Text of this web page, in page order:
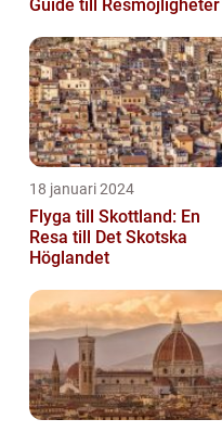
Guide till Resmöjligheter
18 januari 2024
Flyga till Skottland: En
Resa till Det Skotska
Höglandet